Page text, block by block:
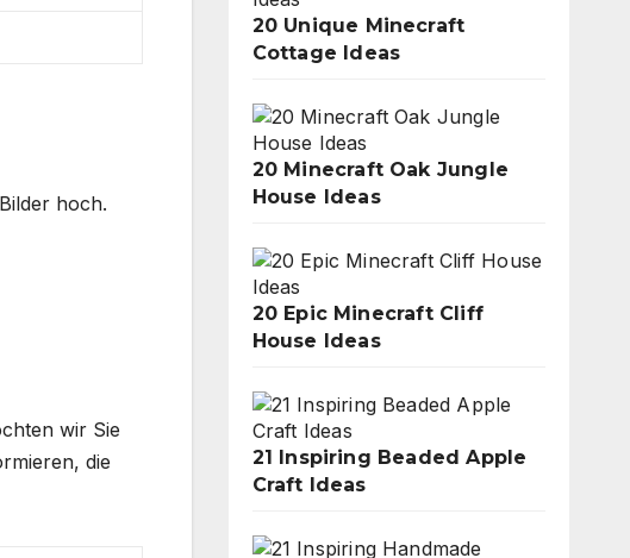
hoch.
wir Sie
die
20 Unique Minecraft
Cottage Ideas
20 Minecraft Oak Jungle
House Ideas
20 Epic Minecraft Cliff
House Ideas
21 Inspiring Beaded Apple
Craft Ideas